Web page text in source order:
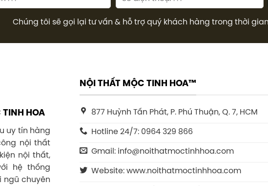
Chúng tôi sẽ gọi lại tư vấn & hỗ trợ quý khách hàng trong thời
TINH HOA
uy tín hàng
nội thất
nội thất,
hệ thống
ngũ chuyên
NỘI THẤT MỘC TINH HOA™
877 Huỳnh Tấn Phát, P. Phú Thuận, Q. 7, HCM
Hotline 24/7: 0964 329 866
Gmail: info@noithatmoctinhhoa.com
Website: www.noithatmoctinhhoa.com